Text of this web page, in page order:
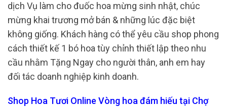
dịch Vụ làm cho đuốc hoa mừng sinh nhật, chúc
mừng khai trương mở bán & những lúc đặc biệt
không giống. Khách hàng có thể yêu cầu shop phong
cách thiết kế 1 bó hoa tùy chỉnh thiết lập theo nhu
cầu nhằm Tặng Ngay cho người thân, anh em hay
đối tác doanh nghiệp kinh doanh.
Shop Hoa Tươi Online Vòng hoa đám hiếu tại Chợ